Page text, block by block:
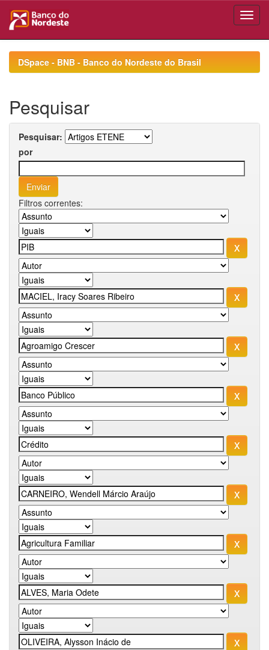
navigationDSpace - BNB - Banco do Nordeste do Brasil
Pesquisar
Pesquisar:
por
Filtros correntes: